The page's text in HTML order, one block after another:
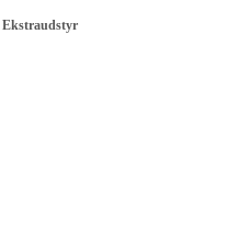
Ekstraudstyr